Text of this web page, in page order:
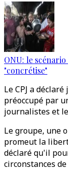
ONU: le
"concrétise"
Le CPJ a
préoccupé par
journalistes et
Le groupe, une
promeut la
déclaré qu'il
circonstances